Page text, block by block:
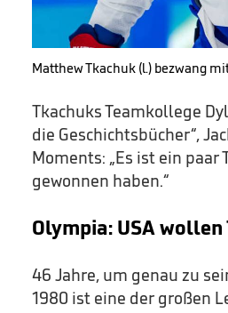
Matthew Tkachuk (l.) bezwang
Tkachuks Teamkollege
die Geschichtsbücher“,
Moments: „Es ist ein paar
gewonnen haben.“
Olympia: USA
46 Jahre, um genau zu
1980 ist eine der großen